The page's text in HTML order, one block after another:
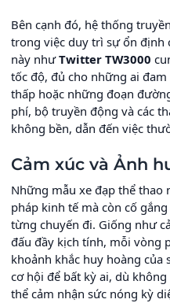
Bên cạnh đó, hệ thống
trong việc duy trì sự ổn định
này nhưTwitter TW3000
tốc độ, đủ cho những ai
thấp hoặc những đoạn
phí, bộ truyền động và các
không bền, dẫn đến việc
Cảm xúc và Ảnh
Những mẫu xe đạp thể thao
pháp kinh tế mà còn cố
từng chuyến đi. Giống như
đấu đầy kịch tính, mỗi vòng
khoảnh khắc huy hoàng
cơ hội để bất kỳ ai, dù
thể cảm nhận sức nóng kỳ